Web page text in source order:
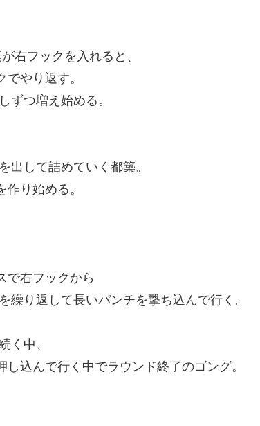
右フックを入れると、
やり返す。
ずつ増え始める。
出して詰めていく都築。
り始める。
で右フックから
り返して長いパンチを撃ち込んで行く。
く中、
込んで行く中でラウンド終了のゴング。